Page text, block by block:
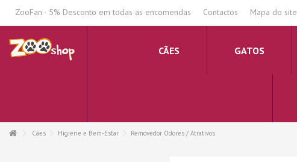
ZooFan - 5% Desconto em todas as encomendas Contactos Mapa do site
CÃES GATOS
Cães Higiene e Bem-Estar Removedor Odores / Atrativos